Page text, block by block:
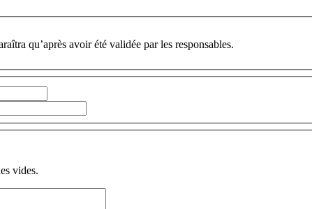
qu’après avoir été validée par les responsables.
vides.